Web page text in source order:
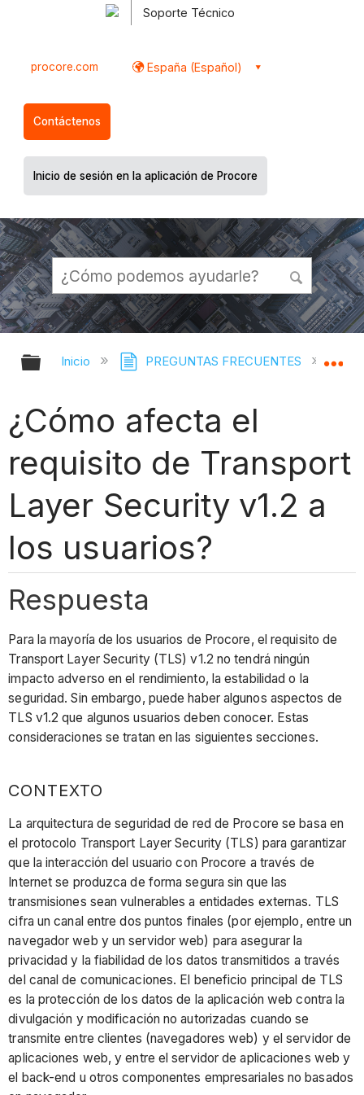
Soporte Técnico
procore.com España (Español)
Contáctenos
Inicio de sesión en la aplicación de Procore
Expandir/contraer jerarquía global
Inicio PREGUNTAS FRECUENTES
¿Cómo afecta el
requisito de Transport
Layer Security v1.2 a
los usuarios?
Respuesta
Para la mayoría de los usuarios de Procore, el requisito de
Transport Layer Security (TLS) v1.2 no tendrá ningún
impacto adverso en el rendimiento, la estabilidad o la
seguridad. Sin embargo, puede haber algunos aspectos de
TLS v1.2 que algunos usuarios deben conocer. Estas
consideraciones se tratan en las siguientes secciones.
CONTEXTO
La arquitectura de seguridad de red de Procore se basa en
el protocolo Transport Layer Security (TLS) para garantizar
que la interacción del usuario con Procore a través de
Internet se produzca de forma segura sin que las
transmisiones sean vulnerables a entidades externas. TLS
cifra un canal entre dos puntos finales (por ejemplo, entre un
navegador web y un servidor web) para asegurar la
privacidad y la fiabilidad de los datos transmitidos a través
del canal de comunicaciones. El beneficio principal de TLS
es la protección de los datos de la aplicación web contra la
divulgación y modificación no autorizadas cuando se
transmite entre clientes (navegadores web) y el servidor de
aplicaciones web, y entre el servidor de aplicaciones web y
el back-end u otros componentes empresariales no basados